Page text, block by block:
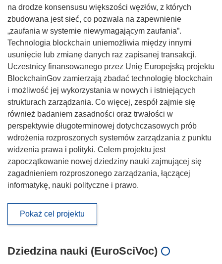
na drodze konsensusu większości węzłów, z których
zbudowana jest sieć, co pozwala na zapewnienie
„zaufania w systemie niewymagającym zaufania”.
Technologia blockchain uniemożliwia między innymi
usunięcie lub zmianę danych raz zapisanej transakcji.
Uczestnicy finansowanego przez Unię Europejską projektu
BlockchainGov zamierzają zbadać technologię blockchain
i możliwość jej wykorzystania w nowych i istniejących
strukturach zarządzania. Co więcej, zespół zajmie się
również badaniem zasadności oraz trwałości w
perspektywie długoterminowej dotychczasowych prób
wdrożenia rozproszonych systemów zarządzania z punktu
widzenia prawa i polityki. Celem projektu jest
zapoczątkowanie nowej dziedziny nauki zajmującej się
zagadnieniem rozproszonego zarządzania, łączącej
informatykę, nauki polityczne i prawo.
Pokaż cel projektu
Dziedzina nauki (EuroSciVoc)